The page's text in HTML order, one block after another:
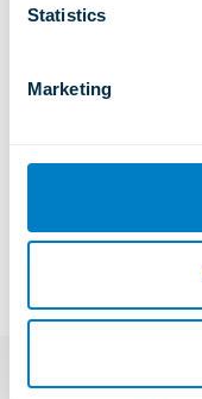
Statistics
Marketing